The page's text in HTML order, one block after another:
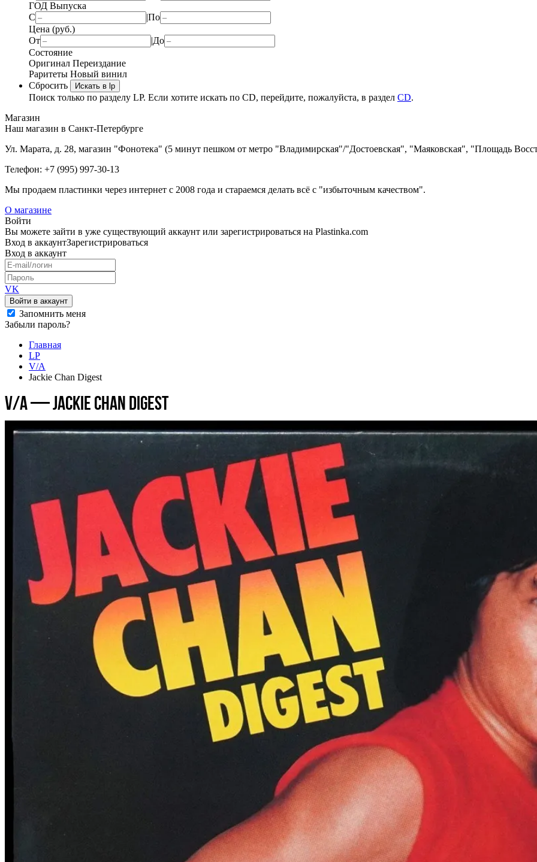
ГОД Выпуска
С
|По
Цена (руб.)
От
|До
Состояние
Оригинал Переиздание
Раритеты Новый винил
Сбросить
Искать в lp
Поиск только по разделу LP. Если хотите искать по CD, перейдите, пожалуйста, в раздел CD.
Магазин
Наш магазин в Санкт-Петербурге
Ул. Марата, д. 28, магазин "Фонотека" (5 минут пешком от метро "Владимирская"/"Достоевская", "Маяковская", "Площадь
Телефон: +7 (995) 997-30-13
Мы продаем пластинки через интернет c 2008 года и стараемся делать всё с "избыточным качеством".
О магазине
Войти
Вы можете зайти в уже существующий аккаунт или зарегистрироваться на Plastinka.com
Вход в аккаунтЗарегистрироваться
Вход в аккаунт
VK
Войти в аккаунт
Запомнить меня
Забыли пароль?
Главная
LP
V/A
Jackie Chan Digest
V/A — Jackie Chan Digest